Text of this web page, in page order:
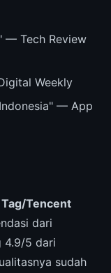
— Tech Review
Weekly
— App
Tag/Tencent
dari
4.9/5 dari
sudah